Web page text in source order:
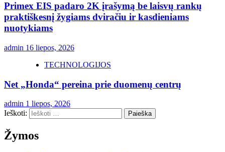
Primex EIS padaro 2K įrašymą be laisvų rankų
praktiškesnį žygiams dviračiu ir kasdieniams
nuotykiams
admin 16 liepos, 2026
TECHNOLOGIJOS
Net „Honda“ pereina prie duomenų centrų
admin 1 liepos, 2026
Ieškoti:
Žymos